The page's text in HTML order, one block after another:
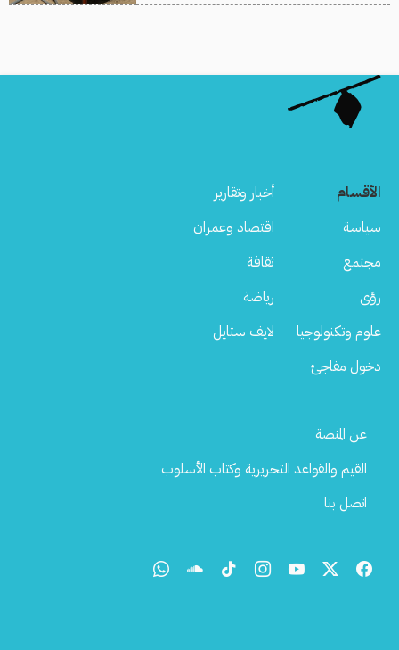
الأقسام
أخبار وتقارير
سياسة
اقتصاد وعمران
مجتمع
ثقافة
رؤى
رياضة
علوم وتكنولوجيا
لايف ستايل
دخول مفاجئ
Footer
عن المنصة
القيم والقواعد التحريرية وكتاب الأسلوب
اتصل بنا